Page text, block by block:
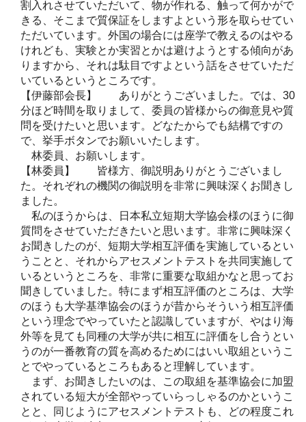
割入れさせていただいて、物が作れる、触って何かがで
きる、そこまで質保証をしますよという形を取らせてい
ただいています。外国の場合には座学で教えるのはやる
けれども、実験とか実習とかは避けようとする傾向があ
りますから、それは駄目ですよという話をさせていただ
いているというところです。
【伊藤部会長】 ありがとうございました。では、30
分ほど時間を取りまして、委員の皆様からの御意見や質
問を受けたいと思います。どなたからでも結構ですの
で、挙手ボタンでお願いいたします。
林委員、お願いします。
【林委員】 皆様方、御説明ありがとうございまし
た。それぞれの機関の御説明を非常に興味深くお聞きし
ました。
私のほうからは、日本私立短期大学協会様のほうに御
質問をさせていただきたいと思います。非常に興味深く
お聞きしたのが、短期大学相互評価を実施しているとい
うことと、それからアセスメントテストを共同実施して
いるというところを、非常に重要な取組かなと思ってお
聞きしていました。特にまず相互評価のところは、大学
のほうも大学基準協会のほうが昔からそういう相互評価
という理念でやっていたと認識していますが、やはり海
外等を見ても同種の大学が共に相互に評価をし合うとい
うのが一番教育の質を高めるためにはいい取組というこ
とでやっているところもあると理解しています。
まず、お聞きしたいのは、この取組を基準協会に加盟
されている短大が全部やっていらっしゃるのかというこ
とと、同じようにアセスメントテストも、どの程度これ